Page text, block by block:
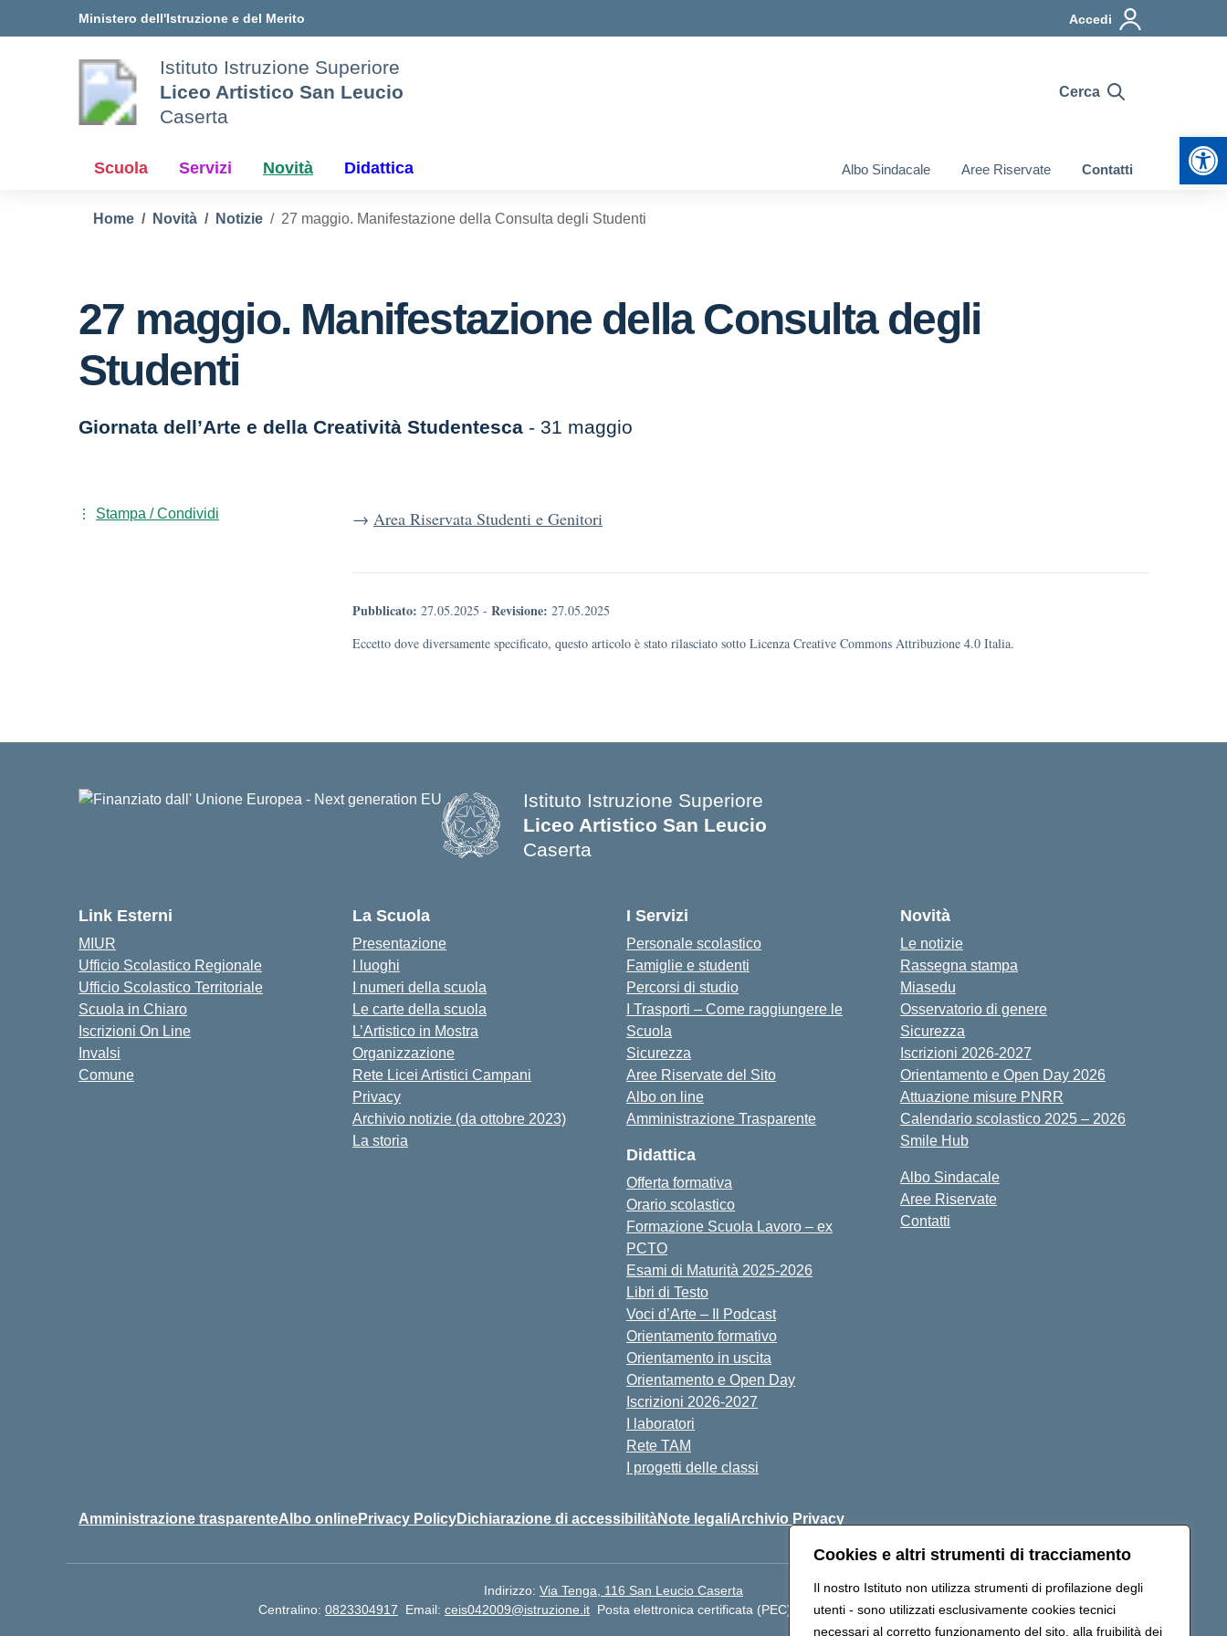
Cookies e altri strumenti di tracciamento
Il nostro Istituto non utilizza strumenti di profilazione degli
utenti - sono utilizzati esclusivamente cookies tecnici
necessari al corretto funzionamento del sito, alla fruibilità dei
Ministero dell'Istruzione e del Merito Accedi
Istituto Istruzione Superiore
Liceo Artistico San Leucio
Caserta
Cerca
Scuola Servizi Novità Didattica Albo Sindacale Aree Riservate Contatti
Home Novità Notizie 27 maggio. Manifestazione della Consulta degli Studenti
27 maggio. Manifestazione della Consulta degli
Studenti
Giornata dell’Arte e della Creatività Studentesca - 31 maggio
→ Area Riservata Studenti e Genitori
Pubblicato: 27.05.2025 - Revisione: 27.05.2025
Eccetto dove diversamente specificato, questo articolo è stato rilasciato sotto Licenza Creative Commons Attribuzione 4.0 Italia.
Stampa / Condividi
Istituto Istruzione Superiore
Liceo Artistico San Leucio
Caserta
Link Esterni
MIUR
Ufficio Scolastico Regionale
Ufficio Scolastico Territoriale
Scuola in Chiaro
Iscrizioni On Line
Invalsi
Comune
La Scuola
Presentazione
I luoghi
I numeri della scuola
Le carte della scuola
L’Artistico in Mostra
Organizzazione
Rete Licei Artistici Campani
Privacy
Archivio notizie (da ottobre 2023)
La storia
I Servizi
Personale scolastico
Famiglie e studenti
Percorsi di studio
I Trasporti – Come raggiungere le
Scuola
Sicurezza
Aree Riservate del Sito
Albo on line
Amministrazione Trasparente
Didattica
Offerta formativa
Orario scolastico
Formazione Scuola Lavoro – ex
PCTO
Esami di Maturità 2025-2026
Libri di Testo
Voci d’Arte – Il Podcast
Orientamento formativo
Orientamento in uscita
Orientamento e Open Day
Iscrizioni 2026-2027
I laboratori
Rete TAM
I progetti delle classi
Novità
Le notizie
Rassegna stampa
Miasedu
Osservatorio di genere
Sicurezza
Iscrizioni 2026-2027
Orientamento e Open Day 2026
Attuazione misure PNRR
Calendario scolastico 2025 – 2026
Smile Hub
Albo Sindacale
Aree Riservate
Contatti
Amministrazione trasparenteAlbo onlinePrivacy PolicyDichiarazione di accessibilitàNote legaliArchivio Privacy
Indirizzo: Via Tenga, 116 San Leucio Caserta
Centralino: 0823304917 Email: ceis042009@istruzione.it Posta elettronica certificata (PEC): ceis042009@pec.istruzione.it